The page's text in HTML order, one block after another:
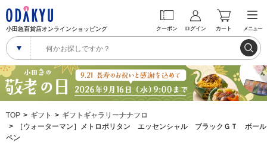
小田急百貨店オンラインショッピング クーポン ログイン カート メニュー
TOP ギフト
ギフトギャラリーナナフロ
［ウォーターマン］メトロポリタン エッセンシャル ブラックＧＴ ボール
ペン